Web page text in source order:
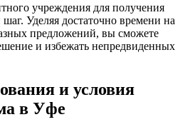
учреждения для получения
Уделяя достаточно времени на
предложений, вы сможете
и избежать непредвиденных
и условия
в Уфе